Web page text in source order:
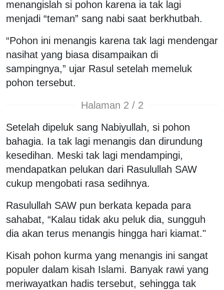
menangislah si pohon karena ia tak lagi
menjadi “teman” sang nabi saat berkhutbah.
“Pohon ini menangis karena tak lagi mendengar
nasihat yang biasa disampaikan di
sampingnya,” ujar Rasul setelah memeluk
pohon tersebut.
Halaman 2 / 2
Setelah dipeluk sang Nabiyullah, si pohon
bahagia. Ia tak lagi menangis dan dirundung
kesedihan. Meski tak lagi mendampingi,
mendapatkan pelukan dari Rasulullah SAW
cukup mengobati rasa sedihnya.
Rasulullah SAW pun berkata kepada para
sahabat, “Kalau tidak aku peluk dia, sungguh
dia akan terus menangis hingga hari kiamat."
Kisah pohon kurma yang menangis ini sangat
populer dalam kisah Islami. Banyak rawi yang
meriwayatkan hadis tersebut, sehingga tak